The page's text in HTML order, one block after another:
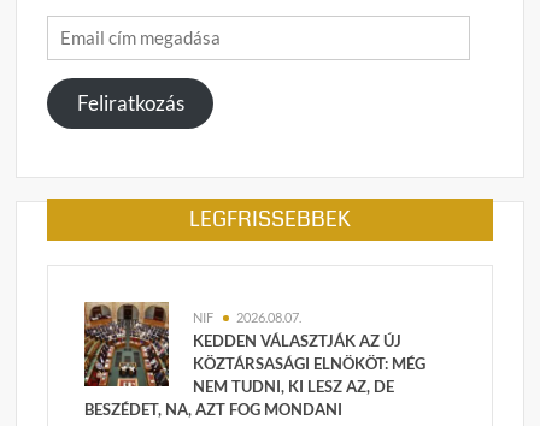
Email
cím
megadása
Feliratkozás
LEGFRISSEBBEK
NIF 2026.08.07.
KEDDEN VÁLASZTJÁK AZ ÚJ
KÖZTÁRSASÁGI ELNÖKÖT: MÉG
NEM TUDNI, KI LESZ AZ, DE
BESZÉDET, NA, AZT FOG MONDANI